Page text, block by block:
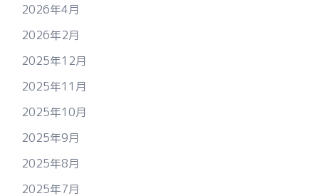
2026年4月
2026年2月
2025年12月
2025年11月
2025年10月
2025年9月
2025年8月
2025年7月